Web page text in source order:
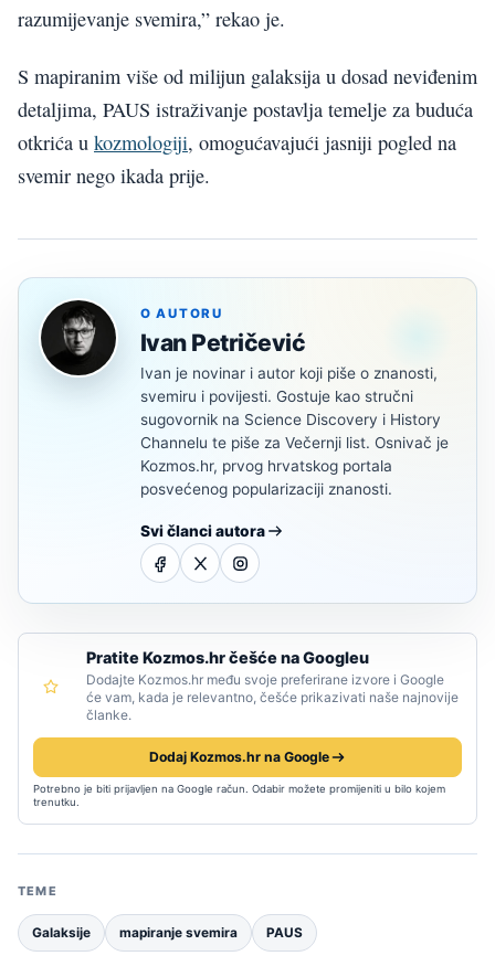
razumijevanje svemira,” rekao je.
S mapiranim više od milijun galaksija u dosad neviđenim
detaljima, PAUS istraživanje postavlja temelje za buduća
otkrića u kozmologiji, omogućavajući jasniji pogled na
svemir nego ikada prije.
O AUTORU
Ivan Petričević
Ivan je novinar i autor koji piše o znanosti,
svemiru i povijesti. Gostuje kao stručni
sugovornik na Science Discovery i History
Channelu te piše za Večernji list. Osnivač je
Kozmos.hr, prvog hrvatskog portala
posvećenog popularizaciji znanosti.
Svi članci autora
Pratite Kozmos.hr češće na Googleu
Dodajte Kozmos.hr među svoje preferirane izvore i Google
će vam, kada je relevantno, češće prikazivati naše najnovije
članke.
Dodaj Kozmos.hr na Google
Potrebno je biti prijavljen na Google račun. Odabir možete promijeniti u bilo kojem
trenutku.
TEME
Galaksije mapiranje svemira PAUS